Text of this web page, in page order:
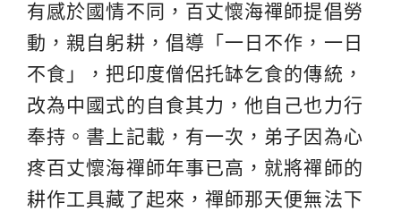
有感於國情不同，百丈懷海禪師提倡勞
動，親自躬耕，倡導「一日不作，一日
不食」，把印度僧侶托缽乞食的傳統，
改為中國式的自食其力，他自己也力行
奉持。書上記載，有一次，弟子因為心
疼百丈懷海禪師年事已高，就將禪師的
耕作工具藏了起來，禪師那天便無法下